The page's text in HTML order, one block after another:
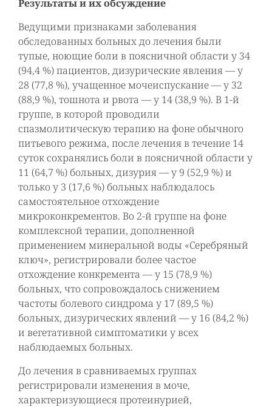
Результаты и их обсуждение
Ведущими признаками заболевания
обследованных больных до лечения были
тупые, ноющие боли в поясничной области у 34
(94,4 %) пациентов, дизурические явления — у
28 (77,8 %), учащенное мочеиспускание — у 32
(88,9 %), тошнота и рвота — у 14 (38,9 %). В 1-й
группе, в которой проводили
спазмолитическую терапию на фоне обычного
питьевого режима, после лечения в течение 14
суток сохранялись боли в поясничной области у
11 (64,7 %) больных, дизурия — у 9 (52,9 %) и
только у 3 (17,6 %) больных наблюдалось
самостоятельное отхождение
микроконкрементов. Во 2-й группе на фоне
комплексной терапии, дополненной
применением минеральной воды «Серебряный
ключ», регистрировали более частое
отхождение конкремента — у 15 (78,9 %)
больных, что сопровождалось снижением
частоты болевого синдрома у 17 (89,5 %)
больных, дизурических явлений — у 16 (84,2 %)
и вегетативной симптоматики у всех
наблюдаемых больных.
До лечения в сравниваемых группах
регистрировали изменения в моче,
характеризующиеся протеинурией,